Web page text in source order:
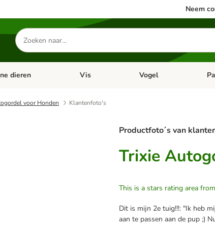
Neem
Zoeken
naar
producten
categorie menu: Apotheek
dieren Open categorie menu: Kleine dieren
Vis Open categorie menu: Vis
Vogel
voor Honden Klantenfoto's
Productfoto´s van
Trixie
This is a stars rating area
Dit is mijn 2e tuig!!!: "Ik heb
aan te passen aan de pup ;)